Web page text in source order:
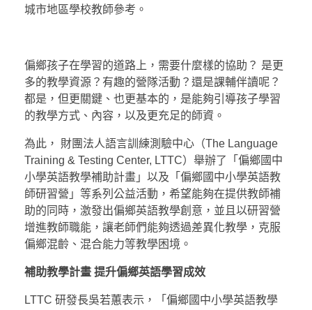
城市地區學校教師參考。
偏鄉孩子在學習的道路上，需要什麼樣的協助？ 是更
多的教學資源？有趣的營隊活動？還是課輔伴讀呢？
都是，但更關鍵、也更基本的，是能夠引導孩子學習
的教學方式、內容，以及更充足的師資。
為此， 財團法人語言訓練測驗中心（The Language
Training & Testing Center, LTTC）舉辦了「偏鄉國中
小學英語教學補助計畫」以及「偏鄉國中小學英語教
師研習營」等系列公益活動，希望能夠在提供教師補
助的同時，激發出偏鄉英語教學創意，並且以研習營
增進教師職能，讓老師們能夠透過差異化教學，克服
偏鄉混齡、混合能力等教學困境。
補助教學計畫 提升偏鄉英語學習成效
LTTC 研發長吳若蕙表示，「偏鄉國中小學英語教學